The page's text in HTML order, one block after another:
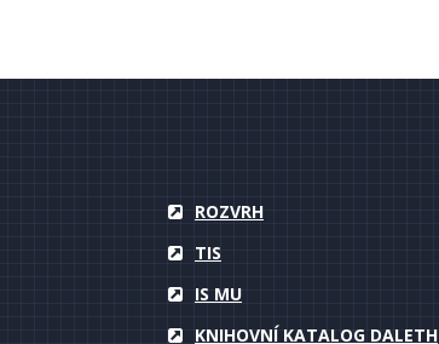
ROZVRH
TIS
IS MU
KNIHOVNÍ KATALOG DALETH